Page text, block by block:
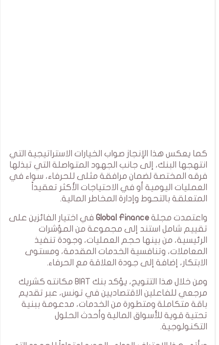
كما يعكس هذا الإنجاز صواب الخيارات الاستراتيجية التي
انتهجها البنك، إلى جانب الجهود المتواصلة التي تبذلها
فرقه المختصة لضمان مرافقة مثلى للحرفاء، سواء في
العمليات اليومية أو في الاحتياجات الأكثر تعقيداً
المتعلقة بالتحوط وإدارة المخاطر المالية.
واعتمدت مجلة Global Finance في اختيار الفائزين على
تقييم شامل استند إلى مجموعة من المؤشرات
الرئيسية، من بينها حجم العمليات، وجودة تنفيذ
المعاملات، وتنافسية الخدمات المقدمة، ومستوى
الابتكار، إضافة إلى جودة العلاقة مع الحرفاء.
ومن خلال هذا التتويج، يؤكد بنك BIAT مكانته كشريك
مرجعي للفاعلين الاقتصاديين في تونس، عبر تقديم
باقة متكاملة ومتطورة من الخدمات، مدعومة ببنية
تحتية قوية للأسواق المالية وأحدث الحلول
التكنولوجية.